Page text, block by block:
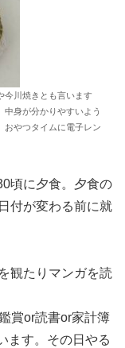
今川焼きとも言います
身が分かりやすいよう
おやつタイムに電子レン
頃に夕食。夕食の
付が変わる前に就
観たりマンガを読
賞or読書or家計簿
ます。その日やる